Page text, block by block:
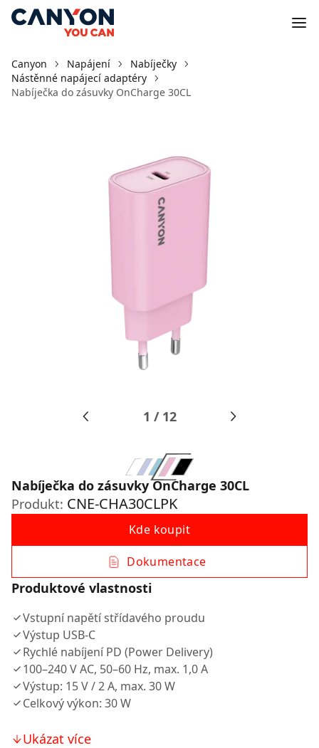
Canyon Napájení
Nabíječky
Nástěnné napájecí adaptéry
Nabíječka do zásuvky OnCharge 30CL
1 / 12
Nabíječka do zásuvky OnCharge 30CL
Produkt: CNE-CHA30CLPK
Kde koupit
Dokumentace
Produktové vlastnosti
Vstupní napětí střídavého proudu
Výstup USB-C
Rychlé nabíjení PD (Power Delivery)
100–240 V AC, 50–60 Hz, max. 1,0 A
Výstup: 15 V / 2 A, max. 30 W
Celkový výkon: 30 W
Ukázat více